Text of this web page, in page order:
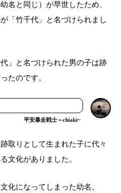
名と同じ）が早世したため、
「竹千代」と名づけられまし
」と名づけられた男の子は跡
たのです。
平安暴走戦士～chiaki~
取りとして生まれた子に代々
文化がありました。
化になってしまった幼名。